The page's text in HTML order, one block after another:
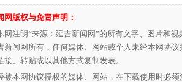
网版权与免责声明：
网注明“来源：延吉新闻网”的所有文字、图片和视
新闻网所有，任何媒体、网站或个人未经本网协议
接、转贴或以其他方式复制发表。
被本网协议授权的媒体、网站，在下载使用时必须